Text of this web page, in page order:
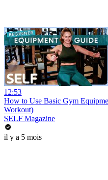
12:53
How to Use Basic Gym
Workout)
SELF Magazine
il y a 5 mois